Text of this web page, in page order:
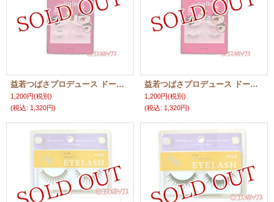
益若つばさプロデュース ドーリーウインク(DollyWink) アイラッシュ No.34 フレッシュキュート コージー(KOJI)
1,200円(税別)
(税込: 1,320円)
益若つばさプロデュース ドーリーウインク(DollyWink) アイラッシュ No.32 ソフトグラマラス コージー(KOJI)
1,200円(税別)
(税込: 1,320円)